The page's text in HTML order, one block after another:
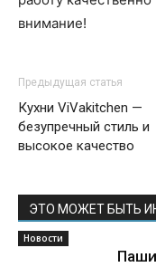
внимание!
Предыдущая статья
Кухни ViVakitchen —
безупречный стиль и
высокое качество
ЭТО МОЖЕТ БЫТЬ
Новости